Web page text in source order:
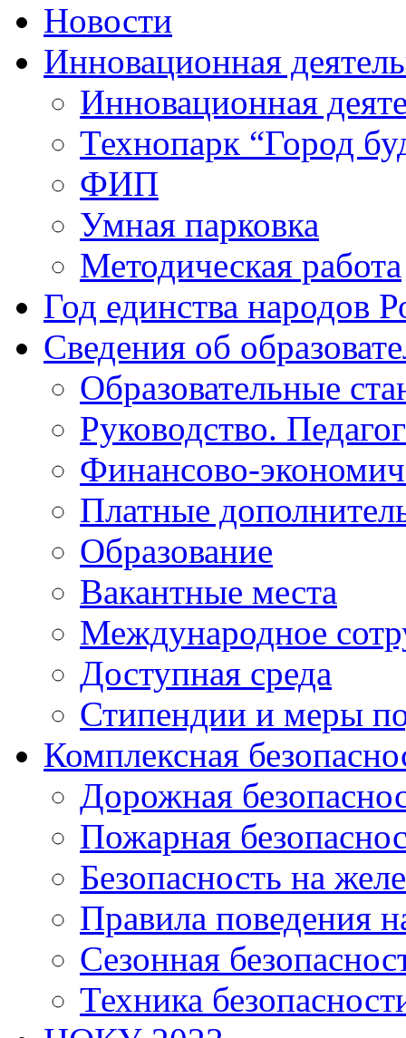
Новости
Инновационная
Инновационная
Технопарк “Город
ФИП
Умная парковка
Методическая работа
Год единства народов
Сведения об
Образовательные
Руководство.
Финансово-
Платные
Образование
Вакантные места
Международное
Доступная среда
Стипендии и меры
Комплексная
Дорожная
Пожарная
Безопасность на
Правила поведения
Сезонная
Техника